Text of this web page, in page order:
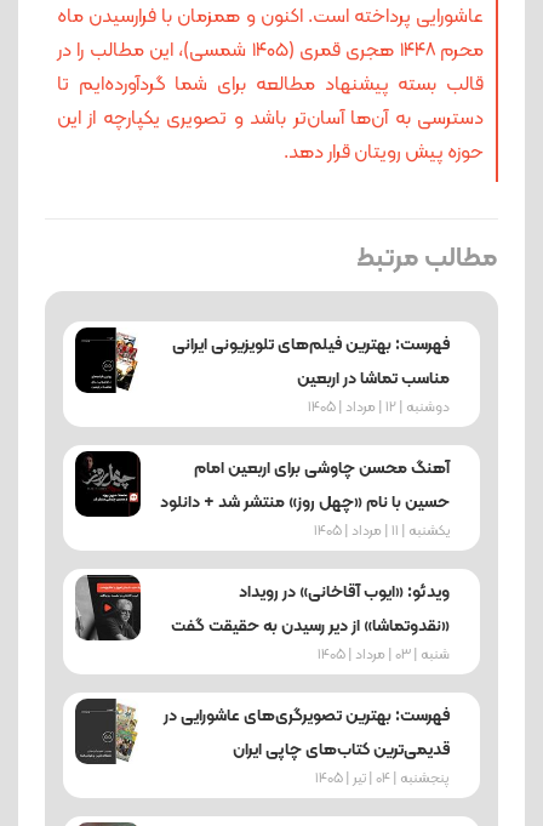
عاشورایی پرداخته است. اکنون و همزمان با فرارسیدن ماه
محرم ۱۴۴۸ هجری قمری (۱۴۰۵ شمسی)، این مطالب را در
قالب بسته پیشنهاد مطالعه برای شما گردآورده‌ایم تا
دسترسی به آن‌ها آسان‌تر باشد و تصویری یکپارچه از این
حوزه پیش رویتان قرار دهد.
مطالب مرتبط
فهرست: بهترین فیلم‌های تلویزیونی ایرانی
مناسب تماشا در اربعین
دوشنبه | 12 | مرداد | 1405
آهنگ محسن چاوشی برای اربعین امام
حسین با نام «چهل روز» منتشر شد + دانلود
یکشنبه | 11 | مرداد | 1405
ویدئو: «ایوب آقاخانی» در رویداد
«نقدوتماشا» از دیر رسیدن به حقیقت گفت
شنبه | 03 | مرداد | 1405
فهرست: بهترین تصویرگری‌های عاشورایی در
قدیمی‌ترین کتاب‌های چاپی ایران
پنجشنبه | 04 | تیر | 1405